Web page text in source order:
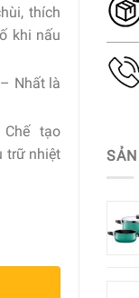
thích
khi nấu
Nhất là
Chế tạo
trữ nhiệt